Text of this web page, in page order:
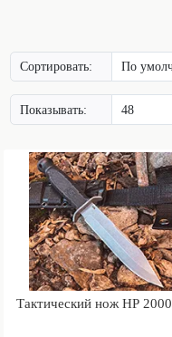
Сортировать:
Показывать:
Тактический нож НР 2000